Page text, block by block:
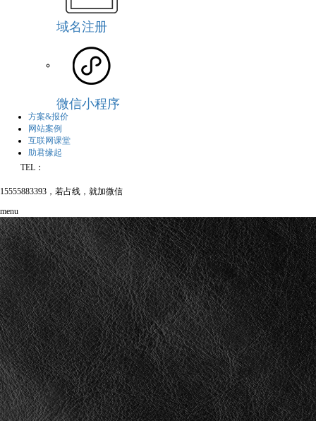
域名注册
微信小程序
方案&报价
网站案例
互联网课堂
助君缘起
TEL：
15555883393，若占线，就加微信
menu